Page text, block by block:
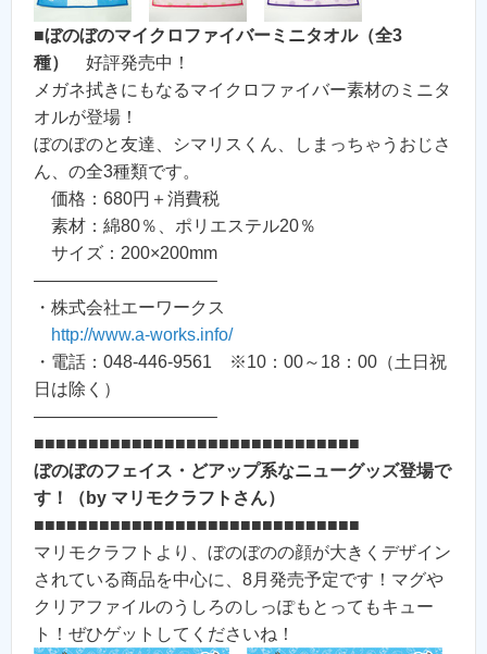
■ぼのぼのマイクロファイバーミニタオル（全3
種）
好評発売中！
メガネ拭きにもなるマイクロファイバー素材のミニタ
オルが登場！
ぼのぼのと友達、シマリスくん、しまっちゃうおじさ
ん、の全3種類です。
価格：680円＋消費税
素材：綿80％、ポリエステル20％
サイズ：200×200mm
——————————–
・株式会社エーワークス
http://www.a-works.info/
・電話：048-446-9561 ※10：00～18：00（土日祝
日は除く）
——————————–
■■■■■■■■■■■■■■■■■■■■■■■■■■■■■■
ぼのぼのフェイス・どアップ系なニューグッズ登場で
す！（by マリモクラフトさん）
■■■■■■■■■■■■■■■■■■■■■■■■■■■■■■
マリモクラフトより、ぼのぼのの顔が大きくデザイン
されている商品を中心に、8月発売予定です！マグや
クリアファイルのうしろのしっぽもとってもキュー
ト！ぜひゲットしてくださいね！